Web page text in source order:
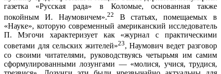
газетка «Русская рада» в Коломые, основанная также
покойным И. Наумовичем».22
В статьях, помещаемых в
«Науке», которую современный американский исследователь
П. Мэгочи характеризует как «журнал с практическими
советами для сельских жителей»23, Наумович ведет разговор
со своими читателями, руководствуясь четырьмя им самим
сформулированными лозунгами — «молися, учися, трудися,